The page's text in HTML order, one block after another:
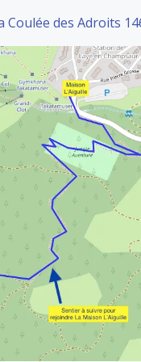
Coulée des Adroits